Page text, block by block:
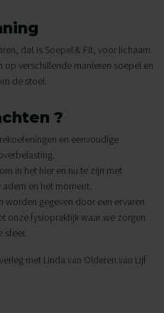
dat is Soepel & Fit, voor lichaam
op verschillende manieren soepel en
de stoel.
?
en eenvoudige
in het hier en nu te zijn met
en het moment.
worden gegeven door een ervaren
onze fysiopraktijk waar we zorgen
sfeer.
met Linda van Olderen van Lijf